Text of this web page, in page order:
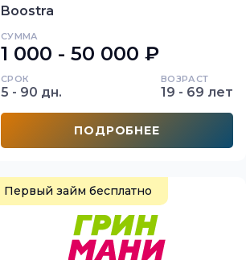
Boostra
СУММА
1 000 - 50 000 ₽
СРОК
5 - 90 дн.
ВОЗРАСТ
19 - 69 лет
ПОДРОБНЕЕ
Первый займ бесплатно